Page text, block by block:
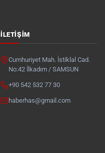
İLETIŞIM
Cumhuriyet Mah. İstiklal Cad.
No:42 İlkadım / SAMSUN
+90 542 532 77 30
haberhas@gmail.com